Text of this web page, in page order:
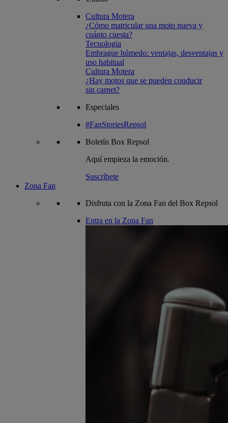
Cultura Motera
¿Cómo matricular una moto nueva y
cuánto cuesta?
Tecnologia
Embrague húmedo: ventajas, desventajas y
uso habitual
Cultura Motera
¿Hay motos que se pueden conducir
sin carnet?
Especiales
#FanStoriesRepsol
Boletín Box Repsol
Aquí empieza la emoción.
Suscríbete
Zona Fan
Disfruta con la Zona Fan del Box Repsol
Entra en la Zona Fan